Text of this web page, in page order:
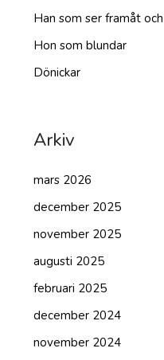
Han som ser framåt
Hon som blundar
Dönickar
Arkiv
mars 2026
december 2025
november 2025
augusti 2025
februari 2025
december 2024
november 2024